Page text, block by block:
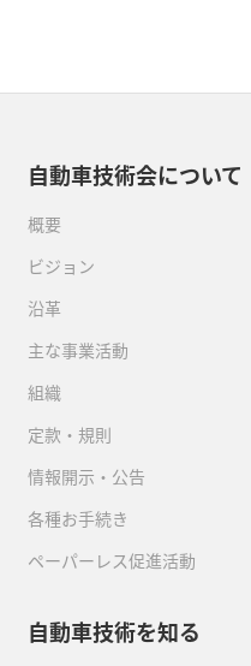
自動車技術会について
概要
ビジョン
沿革
主な事業活動
組織
定款・規則
情報開示・公告
各種お手続き
ペーパーレス促進活動
自動車技術を知る